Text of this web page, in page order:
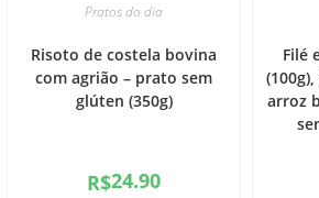
Pratos do dia
Risoto de costela bovina
com agrião – prato sem
glúten (350g)
R$24.90
Filé
arroz